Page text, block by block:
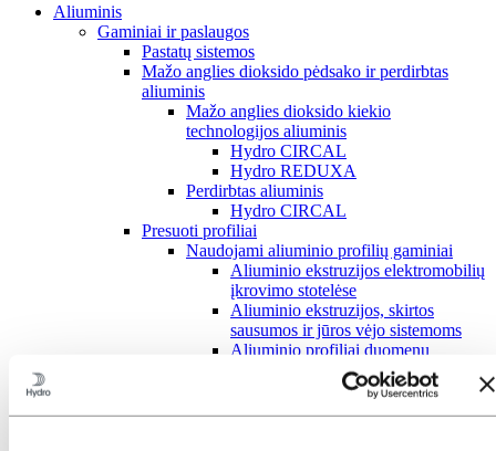
Aliuminis
Gaminiai ir paslaugos
Pastatų sistemos
Mažo anglies dioksido pėdsako ir perdirbtas
aliuminis
Mažo anglies dioksido kiekio
technologijos aliuminis
Hydro CIRCAL
Hydro REDUXA
Perdirbtas aliuminis
Hydro CIRCAL
Presuoti profiliai
Naudojami aliuminio profilių gaminiai
Aliuminio ekstruzijos elektromobilių
įkrovimo stotelėse
Aliuminio ekstruzijos, skirtos
sausumos ir jūros vėjo sistemoms
Aliuminio profiliai duomenų
Aliuminio profiliai saulės kolektorių